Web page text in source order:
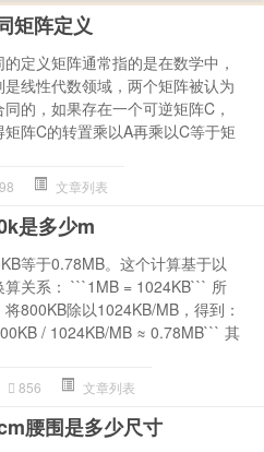
矩阵定义
的定义矩阵通常指的是在数学中，
是线性代数领域，两个矩阵被认为
同的，如果存在一个可逆矩阵C，
矩阵C的转置乘以A再乘以C等于矩
文章列表
是多少m
等于0.78MB。这个计算基于以
算关系： ```1MB = 1024KB``` 所
将800KB除以1024KB/MB，得到：
/ 1024KB/MB ≈ 0.78MB``` 其
856 文章列表
腰围是多少尺寸